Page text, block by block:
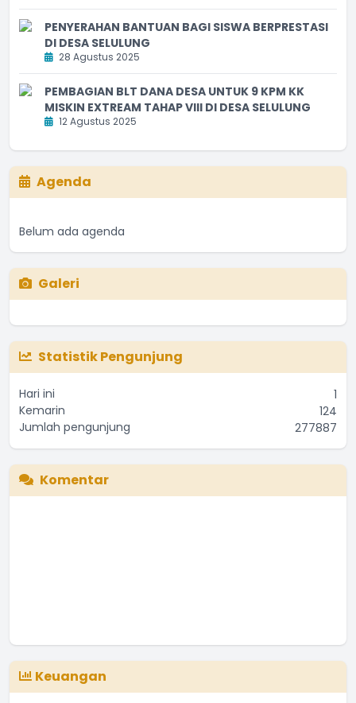
PENYERAHAN BANTUAN BAGI SISWA BERPRESTASI
DI DESA SELULUNG
28 Agustus 2025
PEMBAGIAN BLT DANA DESA UNTUK 9 KPM KK
MISKIN EXTREAM TAHAP VIII DI DESA SELULUNG
12 Agustus 2025
Agenda
Belum ada agenda
Galeri
Statistik Pengunjung
Hari ini
1
Kemarin
124
Jumlah pengunjung
277887
Komentar
Keuangan